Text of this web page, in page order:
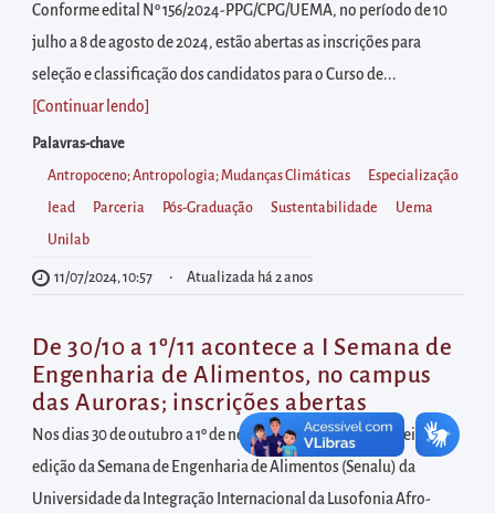
diretamente
à
área
para
realizar
buscas
internas
Acessar
diretamente
informações
postas
no
rodapé
Conforme edital Nº 156/2024-PPG/CPG/UEMA, no período de 10
julho a 8 de agosto de 2024, estão abertas as inscrições para
seleção e classificação dos candidatos para o Curso de...
[Continuar lendo
Palavras-chave
Antropoceno; Antropologia; Mudanças Climáticas Especialização
Iead Parceria Pós-Graduação Sustentabilidade Uema
Unilab
11/07/2024, 10:57 Atualizada há 2 anos
De 30/10 a 1º/11 acontece a I Semana de
Engenharia de Alimentos, no campus
das Auroras; inscrições abertas
Nos dias 30 de outubro a 1º de novembro acontece a primeira
edição da Semana de Engenharia de Alimentos (Senalu) da
Universidade da Integração Internacional da Lusofonia Afro-